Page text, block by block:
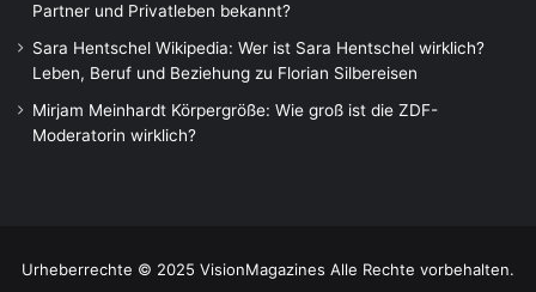
Partner und Privatleben bekannt?
Sara Hentschel Wikipedia: Wer ist Sara Hentschel wirklich?
Leben, Beruf und Beziehung zu Florian Silbereisen
Mirjam Meinhardt Körpergröße: Wie groß ist die ZDF-
Moderatorin wirklich?
Urheberrechte © 2025 VisionMagazines Alle Rechte vorbehalten.